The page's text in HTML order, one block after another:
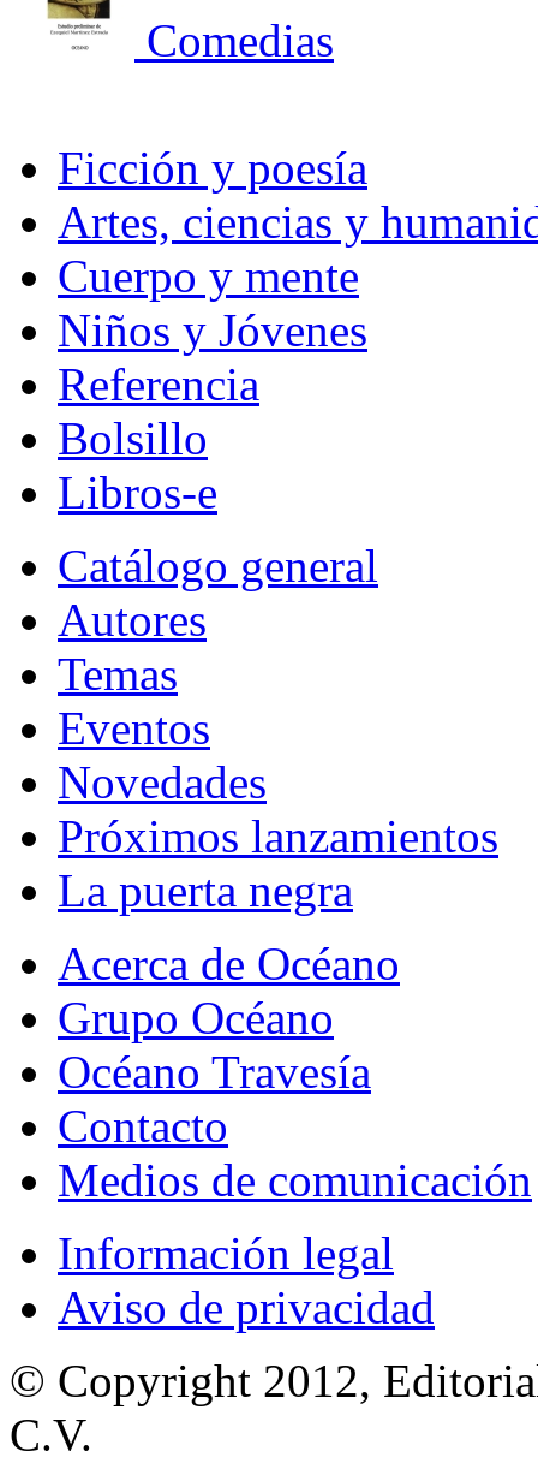
Comedias
Ficción y poesía
Artes, ciencias y
Cuerpo y mente
Niños y Jóvenes
Referencia
Bolsillo
Libros-e
Catálogo general
Autores
Temas
Eventos
Novedades
Próximos lanzamientos
La puerta negra
Acerca de Océano
Grupo Océano
Océano Travesía
Contacto
Medios de comunicación
Información legal
Aviso de privacidad
© Copyright 2012,
C.V.